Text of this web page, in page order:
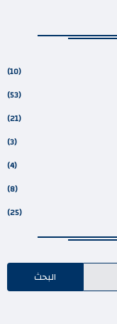
(10)
(53)
(21)
(3)
(4)
(8)
(25)